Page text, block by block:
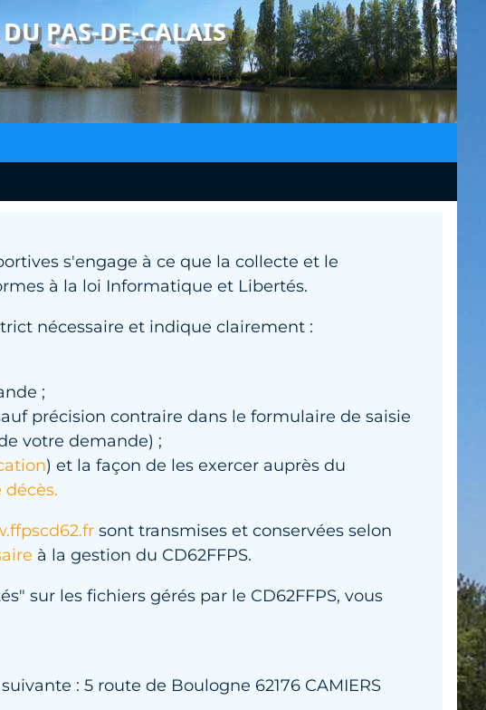
PAS-DE-CALAIS
s'engage à ce que la collecte et le
à la loi Informatique et Libertés.
nécessaire et indique clairement :
;
précision contraire dans le formulaire de saisie
votre demande) ;
) et la façon de les exercer auprès du
sont transmises et conservées selon
à la gestion du CD62FFPS.
sur les fichiers gérés par le CD62FFPS, vous
: 5 route de Boulogne 62176 CAMIERS